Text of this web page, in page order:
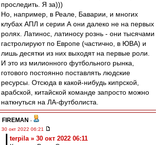
проследить. Я за)))
Но, например, в Реале, Баварии, и многих
клубах АПЛ и серии А они далеко не на первых
ролях. Латинос, латиносу рознь - они тысячами
гастролируют по Европе (частично, в ЮВА) и
лишь десятки из них выходят на первые роли.
И это из милионного футбольного рынка,
готового постоянно поставлять людские
ресурсы. Отсюда в какой-нибудь кипрской,
арабской, китайской команде запросто можно
наткнуться на ЛА-футболиста.
FIREMAN -
30 окт 2022 06:21
terpila » 30 окт 2022 06:11